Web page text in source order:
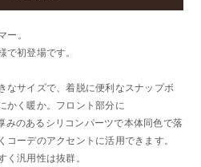
ー。
で初登場です。
なサイズで、着脱に便利なスナップボ
かく暖か。フロント部分に
のあるシリコンパーツで本体同色で落
コーデのアクセントに活用できます。
く汎用性は抜群。